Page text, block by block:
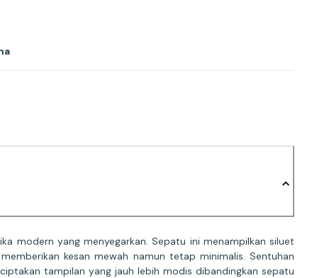
modern yang menyegarkan. Sepatu ini menampilkan siluet
kesan mewah namun tetap minimalis. Sentuhan
tampilan yang jauh lebih modis dibandingkan sepatu